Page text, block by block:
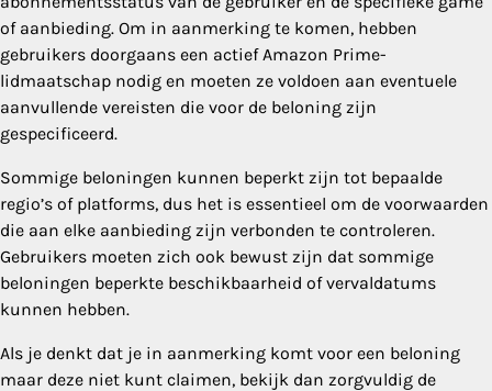
of aanbieding. Om in aanmerking te komen, hebben
gebruikers doorgaans een actief Amazon Prime-
lidmaatschap nodig en moeten ze voldoen aan eventuele
aanvullende vereisten die voor de beloning zijn
gespecificeerd.
Sommige beloningen kunnen beperkt zijn tot bepaalde
regio’s of platforms, dus het is essentieel om de voorwaarden
die aan elke aanbieding zijn verbonden te controleren.
Gebruikers moeten zich ook bewust zijn dat sommige
beloningen beperkte beschikbaarheid of vervaldatums
kunnen hebben.
Als je denkt dat je in aanmerking komt voor een beloning
maar deze niet kunt claimen, bekijk dan zorgvuldig de